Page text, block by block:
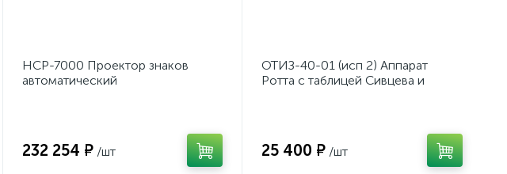
НСР-7000 Проектор знаков
автоматический
232 254 ₽ /шт
ОТИЗ-40-01 (исп 2) Аппарат
Ротта с таблицей Сивцева и
25 400 ₽ /шт